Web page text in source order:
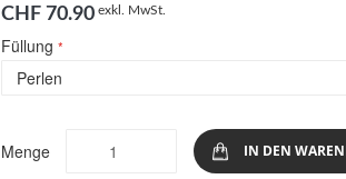
CHF 70.90 exkl. MwSt.
Füllung
Menge IN DEN